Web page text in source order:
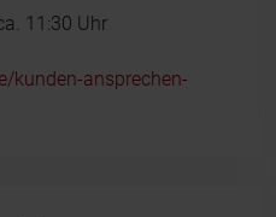
11:30 Uhr
kunden-ansprechen-